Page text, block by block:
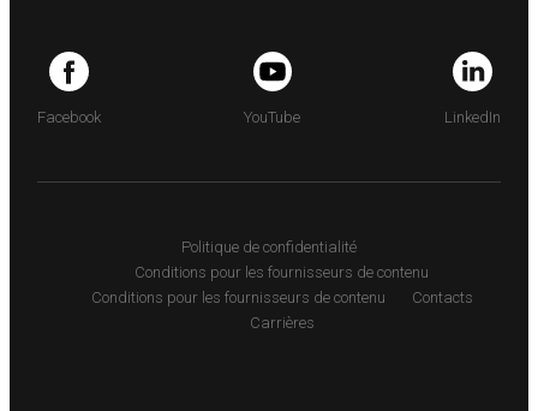
Facebook YouTube LinkedIn
Politique de confidentialité
Conditions pour les fournisseurs de contenu
Conditions pour les fournisseurs de contenu
Contacts
Carrières